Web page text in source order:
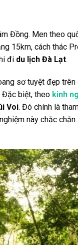
Đồng. Men theo
15km, cách thác
đi du lịch Đà Lạt.
sơ tuyệt đẹp
Đặc biệt, theo kinh
Voi. Đó chính là
này chắc